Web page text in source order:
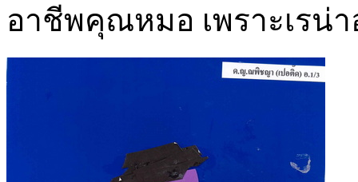
อาชีพคุณหมอ เพราะเรน่